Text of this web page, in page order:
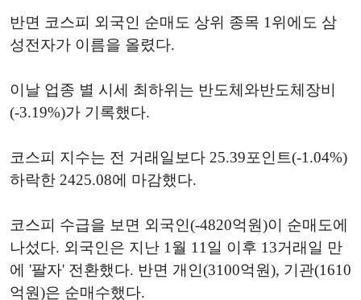
반면 코스피 외국인 순매도 상위 종목 1위에도 삼
성전자가 이름을 올렸다.
이날 업종 별 시세 최하위는 반도체와반도체장비
(-3.19%)가 기록했다.
코스피 지수는 전 거래일보다 25.39포인트(-1.04%)
하락한 2425.08에 마감했다.
코스피 수급을 보면 외국인(-4820억원)이 순매도에
나섰다. 외국인은 지난 1월 11일 이후 13거래일 만
에 '팔자' 전환했다. 반면 개인(3100억원), 기관(1610
억원)은 순매수했다.